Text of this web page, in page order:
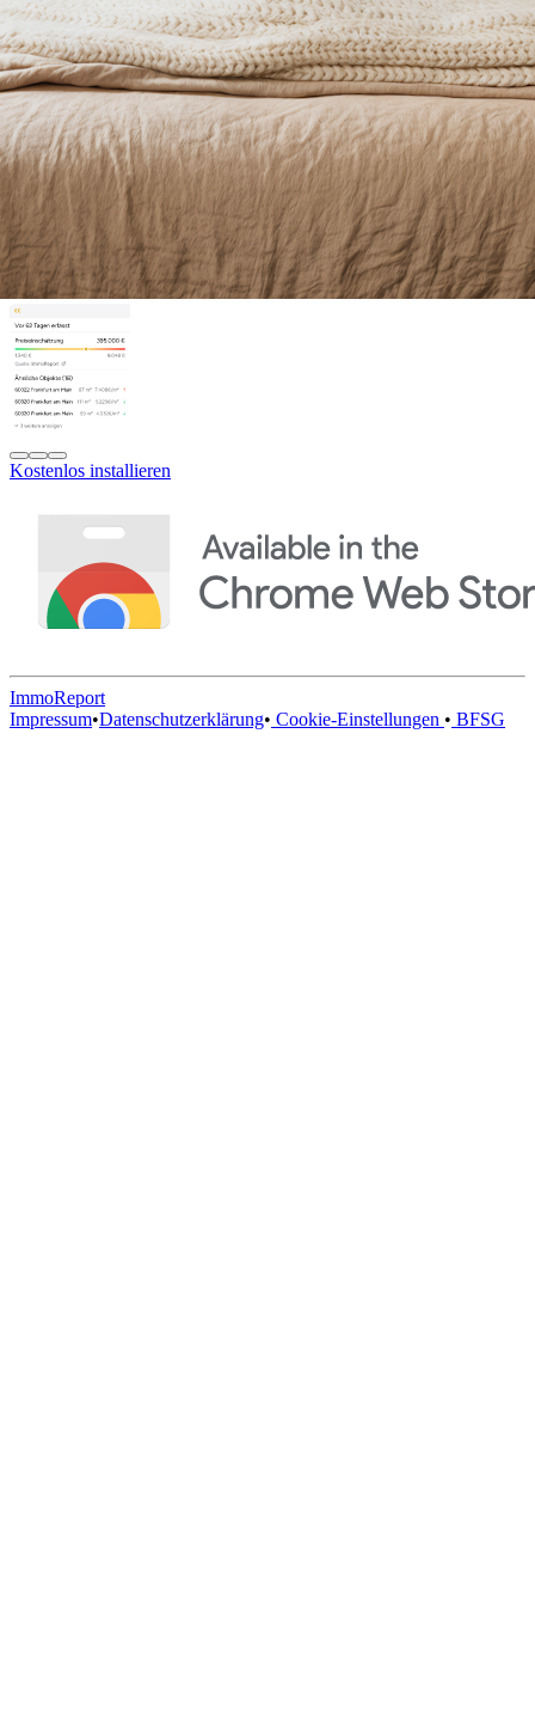
Kostenlos installieren
ImmoReport
Impressum•Datenschutzerklärung• Cookie-Einstellungen • BFSG